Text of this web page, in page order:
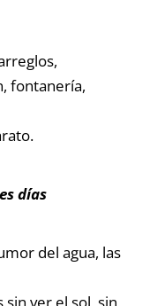
fontanería,
días
del agua, las